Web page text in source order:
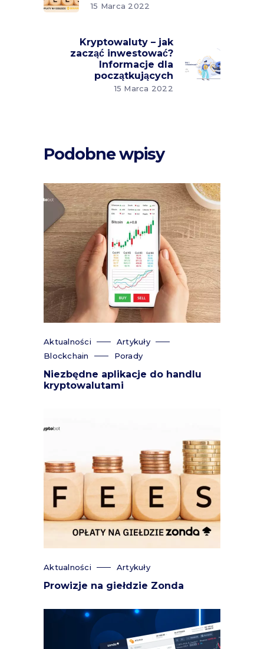
15 Marca 2022
Kryptowaluty – jak
zacząć inwestować?
Informacje dla
początkujących
15 Marca 2022
Podobne wpisy
Aktualności
Artykuły
Blockchain
Porady
Niezbędne aplikacje do handlu
kryptowalutami
Aktualności Artykuły
Prowizje na giełdzie Zonda